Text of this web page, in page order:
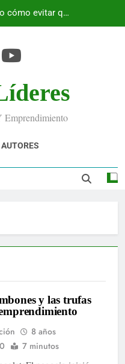
cómo evitar que
Emprendimiento
y las trufas
8 años
0
7 minutos